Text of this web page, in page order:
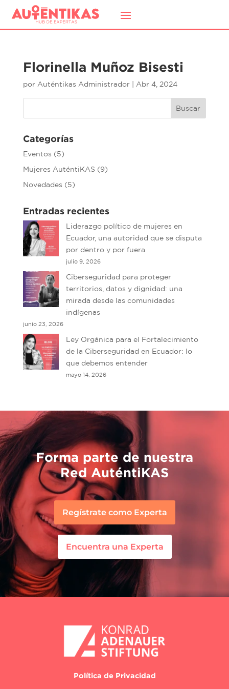
Florinella Muñoz Bisesti
por Auténtikas Administrador| Abr 4, 2024
Buscar
Categorías
Eventos (5)
Mujeres AuténtiKAS (9)
Novedades (5)
Entradas recientes
Liderazgo político de mujeres en
Ecuador, una autoridad que se disputa
por dentro y por fuera
julio 9, 2026
Ciberseguridad para proteger
territorios, datos y dignidad: una
mirada desde las comunidades
indígenas
junio 23, 2026
Ley Orgánica para el Fortalecimiento
de la Ciberseguridad en Ecuador: lo
que debemos entender
mayo 14, 2026
Forma parte de nuestra
Red AuténtiKAS
Regístrate como Experta
Encuentra una Experta
Política de Privacidad